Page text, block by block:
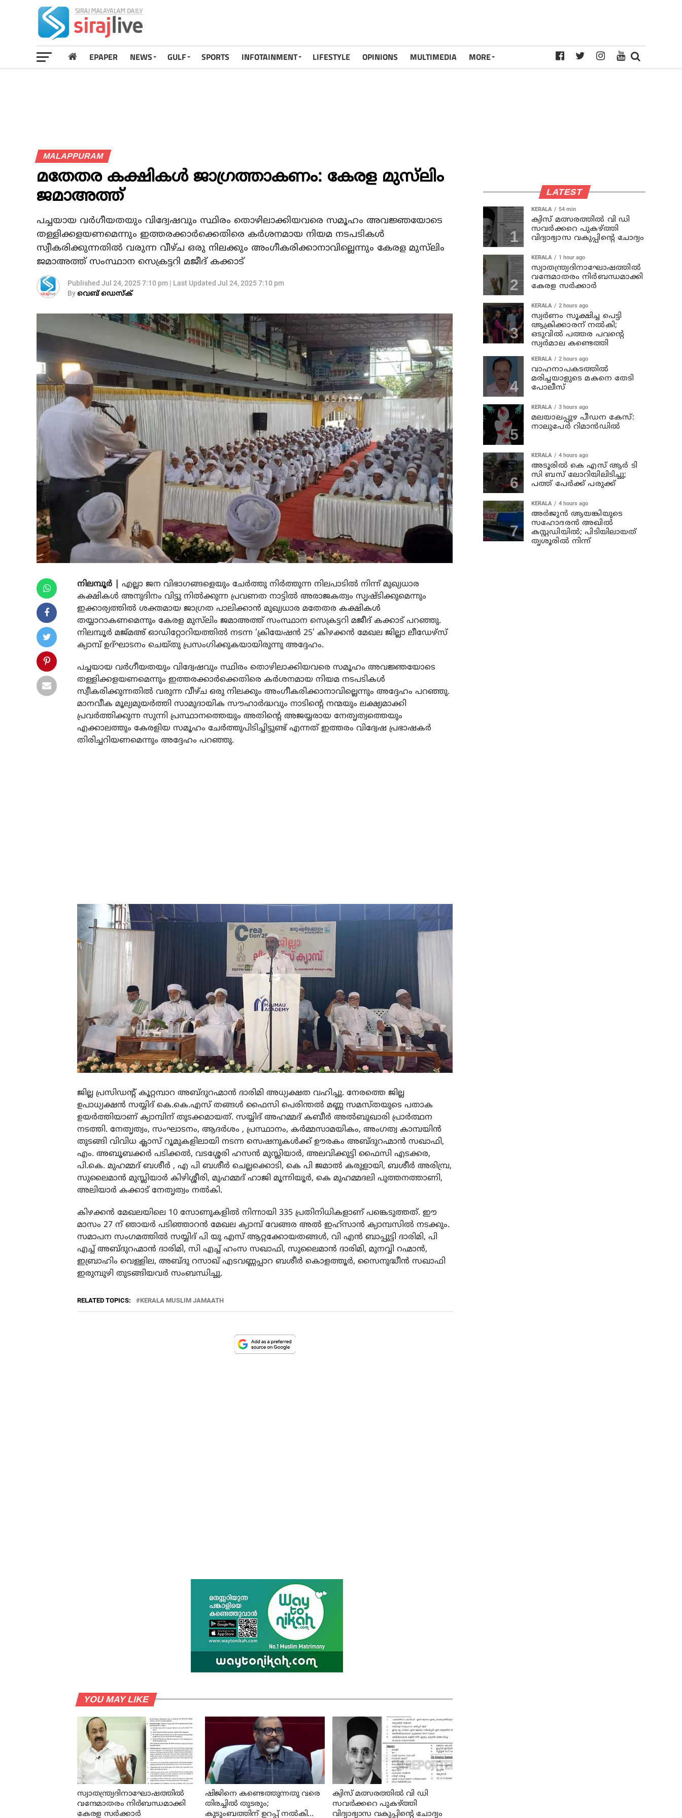
EPAPER NEWS GULF SPORTS INFOTAINMENT LIFESTYLE OPINIONS MULTIMEDIA MORE
MALAPPURAM
മതേതര കക്ഷികൾ ജാഗ്രത്താകണം: കേരള മുസ്‌ലിം
ജമാഅത്ത്
പച്ചയായ വർഗീയതയും വിദ്വേഷവും സ്ഥിരം തൊഴിലാക്കിയവരെ സമൂഹം അവജ്ഞയോടെ
തള്ളിക്കളയണമെന്നും ഇത്തരക്കാർക്കെതിരെ കർശനമായ നിയമ നടപടികൾ
സ്വീകരിക്കുന്നതിൽ വരുന്ന വീഴ്ച ഒരു നിലക്കും അംഗീകരിക്കാനാവില്ലെന്നും കേരള മുസ്‍ലിം
ജമാഅത്ത് സംസ്ഥാന സെക്രട്ടറി മജീദ് കക്കാട്
Published Jul 24, 2025 7:10 pm | Last Updated Jul 24, 2025 7:10 pm
Byവെബ് ഡെസ്‌ക്
നിലമ്പൂർ |
എല്ലാ ജന വിഭാഗങ്ങളെയും ചേർത്തു നിർത്തുന്ന നിലപാടിൽ നിന്ന് മുഖ്യധാര
കക്ഷികൾ അനുദിനം വിട്ടു നിൽക്കുന്ന പ്രവണത നാട്ടിൽ അരാജകത്വം സൃഷ്ടിക്കുമെന്നും
ഇക്കാര്യത്തിൽ ശക്തമായ ജാഗ്രത പാലിക്കാൻ മുഖ്യധാര മതേതര കക്ഷികൾ
തയ്യാറാകണമെന്നും കേരള മുസ്‍ലിം ജമാഅത്ത് സംസ്ഥാന സെക്രട്ടറി മജീദ് കക്കാട് പറഞ്ഞു.
നിലമ്പൂർ മജ്മഅ് ഓഡിറ്റോറിയത്തിൽ നടന്ന ‘ക്രിയേഷൻ 25’ കിഴക്കൻ മേഖല ജില്ലാ ലീഡേഴ്സ്
ക്യാമ്പ് ഉദ്ഘാടനം ചെയ്തു പ്രസംഗിക്കുകയായിരുന്നു അദ്ദേഹം.
പച്ചയായ വർഗീയതയും വിദ്വേഷവും സ്ഥിരം തൊഴിലാക്കിയവരെ സമൂഹം അവജ്ഞയോടെ
തള്ളിക്കളയണമെന്നും ഇത്തരക്കാർക്കെതിരെ കർശനമായ നിയമ നടപടികൾ
സ്വീകരിക്കുന്നതിൽ വരുന്ന വീഴ്ച ഒരു നിലക്കും അംഗീകരിക്കാനാവില്ലെന്നും അദ്ദേഹം പറഞ്ഞു.
മാനവീക മൂല്യമുയർത്തി സാമുദായിക സൗഹാർദ്ധവും നാടിന്റെ നന്മയും ലക്ഷ്യമാക്കി
പ്രവർത്തിക്കുന്ന സുന്നി പ്രസ്ഥാനത്തെയും അതിന്റെ അജയ്യരായ നേതൃത്വത്തെയും
എക്കാലത്തും കേരളിയ സമൂഹം ചേർത്തുപിടിച്ചിട്ടുണ്ട് എന്നത് ഇത്തരം വിദ്വേഷ പ്രഭാഷകർ
തിരിച്ചറിയണമെന്നും അദ്ദേഹം പറഞ്ഞു.
ജില്ല പ്രസിഡന്റ് കൂറ്റമ്പാറ അബ്ദുറഹ്മാൻ ദാരിമി അധ്യക്ഷത വഹിച്ചു. നേരത്തെ ജില്ല
ഉപാധ്യക്ഷൻ സയ്യിദ് കെ.കെ.എസ് തങ്ങൾ ഫൈസി പെരിന്തൽ മണ്ണ സമസ്തയുടെ പതാക
ഉയർത്തിയാണ് ക്യാമ്പിന് തുടക്കമായത്. സയ്യിദ് അഹമ്മദ് കബീർ അൽബുഖാരി പ്രാർത്ഥന
നടത്തി. നേതൃത്വം, സംഘാടനം, ആദർശം , പ്രസ്ഥാനം, കർമ്മസാമയികം, അംഗത്വ കാമ്പയിൻ
തുടങ്ങി വിവിധ ക്ലാസ് റൂമുകളിലായി നടന്ന സെഷനുകൾക്ക് ഊരകം അബ്ദുറഹ്മാൻ സഖാഫി,
എം. അബൂബക്കർ പടിക്കൽ, വടശ്ശേരി ഹസൻ മുസ്ലിയാർ, അലവിക്കുട്ടി ഫൈസി എടക്കര,
പി.കെ. മുഹമ്മദ് ബശീർ , എ പി ബശീർ ചെല്ലക്കൊടി, കെ പി ജമാൽ കരുളായി, ബശീർ അരിമ്പ്ര,
സുലൈമാൻ മുസ്ലിയാർ കിഴിശ്ശീരി, മുഹമ്മദ് ഹാജി മൂന്നിയൂർ, കെ മുഹമ്മദലി പുത്തനത്താണി,
അലിയാർ കക്കാട് നേതൃത്വം നൽകി.
കിഴക്കൻ മേഖലയിലെ 10 സോണുകളിൽ നിന്നായി 335 പ്രതിനിധികളാണ് പങ്കെടുത്തത്. ഈ
മാസം 27 ന് ഞായർ പടിഞ്ഞാറൻ മേഖല ക്യാമ്പ് വേങ്ങര അൽ ഇഹ്സാൻ ക്യാമ്പസിൽ നടക്കും.
സമാപന സംഗമത്തിൽ സയ്യിദ് പി യു എസ് ആറ്റക്കോയതങ്ങൾ, വി എൻ ബാപ്പുട്ടി ദാരിമി, പി
എച്ച് അബ്ദുറഹ്മാൻ ദാരിമി, സി എച്ച് ഹംസ സഖാഫി, സുലൈമാൻ ദാരിമി, മുനവ്വി റഹ്മാൻ,
ഇബ്രാഹിം വെള്ളില, അബ്ദു റസാഖ് എടവണ്ണപ്പാറ ബശീർ കൊളത്തൂർ, സൈനുദ്ധീൻ സഖാഫി
ഇരുമ്പുഴി തുടങ്ങിയവർ സംബന്ധിച്ചു.
RELATED TOPICS: KERALA MUSLIM JAMAATH
YOU MAY LIKE
സ്വാതന്ത്ര്യദിനാഘോഷത്തില്‍
വന്ദേമാതരം നിര്‍ബന്ധമാക്കി
കേരള സര്‍ക്കാര്‍
ഷിജിനെ കണ്ടെത്തുന്നതു വരെ
തിരച്ചില്‍ തുടരും;
കുടുംബത്തിന് ഉറപ്പ് നല്‍കി
ക്വിസ് മത്സരത്തില്‍ വി ഡി
സവര്‍ക്കറെ പുകഴ്ത്തി
വിദ്യാഭ്യാസ വകുപ്പിന്റെ ചോദ്യം
LATEST
KERALA 54 min
ക്വിസ് മത്സരത്തില്‍ വി ഡി
സവര്‍ക്കറെ പുകഴ്ത്തി
വിദ്യാഭ്യാസ വകുപ്പിന്റെ ചോദ്യം
KERALA 1 hour ago
സ്വാതന്ത്ര്യദിനാഘോഷത്തില്‍
വന്ദേമാതരം നിര്‍ബന്ധമാക്കി
കേരള സര്‍ക്കാര്‍
KERALA 2 hours ago
സ്വര്‍ണം സൂക്ഷിച്ച പെട്ടി
ആക്രിക്കാരന് നല്‍കി;
ഒടുവില്‍ പത്തര പവന്റെ
സ്വര്‍മാല കണ്ടെത്തി
KERALA 2 hours ago
വാഹനാപകടത്തില്‍
മരിച്ചയാളുടെ മകനെ തേടി
പോലീസ്
KERALA 3 hours ago
മലയാലപ്പുഴ പീഡന കേസ്:
നാലുപേര്‍ റിമാന്‍ഡില്‍
KERALA 4 hours ago
അടൂരില്‍ കെ എസ് ആര്‍ ടി
സി ബസ് ലോറിയിലിടിച്ചു;
പത്ത് പേര്‍ക്ക് പരുക്ക്
KERALA 4 hours ago
അര്‍ജുന്‍ ആയങ്കിയുടെ
സഹോദരന്‍ അഖില്‍
കസ്റ്റഡിയില്‍; പിടിയിലായത്
തൃശൂരില്‍ നിന്ന്